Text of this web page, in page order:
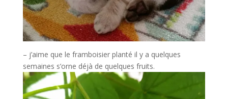
– j’aime que le framboisier planté il y a quelques
semaines s’orne déjà de quelques fruits.